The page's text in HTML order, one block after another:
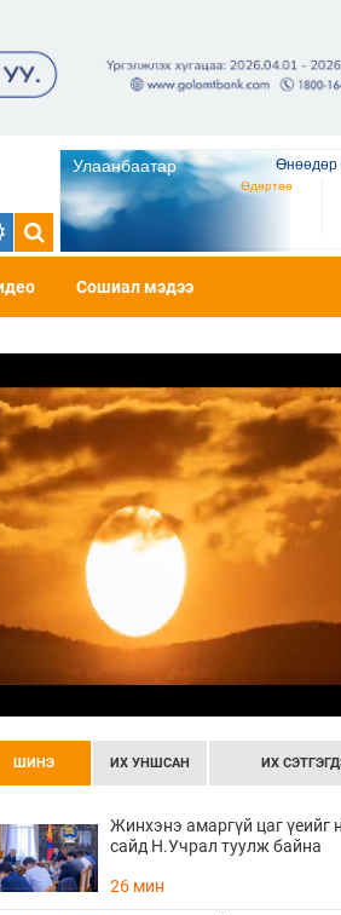
Улаанбаатар Өнөөдөр
Өдөртөө
Сошиал мэдээ
ШИНЭ ИХ УНШСАН ИХ
Жинхэнэ амаргүй цаг үеийг
сайд Н.Учрал туулж байна
26 мин